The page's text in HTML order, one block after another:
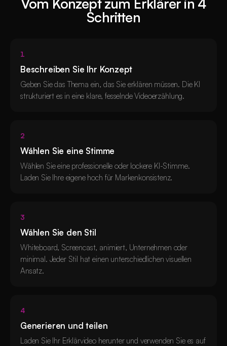
Schritten
1
Beschreiben Sie Ihr Konzept
Geben Sie das Thema ein, das Sie erklären müssen. Die KI
strukturiert es in eine klare, fesselnde Videoerzählung.
2
Wählen Sie eine Stimme
Wählen Sie eine professionelle oder lockere KI-Stimme.
Laden Sie Ihre eigene hoch für Markenkonsistenz.
3
Wählen Sie den Stil
Whiteboard, Screencast, animiert, Unternehmen oder
minimal. Jeder Stil hat einen unterschiedlichen visuellen
Ansatz.
4
Generieren und teilen
Laden Sie Ihr Erklärvideo herunter und verwenden Sie es auf